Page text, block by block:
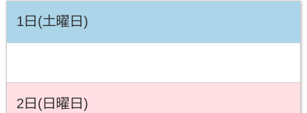
1日(土曜日)
2日(日曜日)